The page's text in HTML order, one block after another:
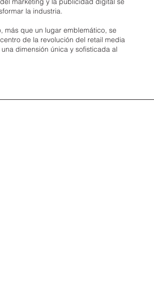
la industria.
más que un lugar emblemático, se
de la revolución del retail media
dimensión única y sofisticada al